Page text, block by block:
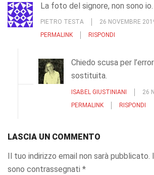
La foto del signore, non sono io.
PIETRO TESTA
26 NOVEMBRE
PERMALINK
RISPONDI
Chiedo scusa per
sostituita.
ISABEL GIUSTINIANI
26
PERMALINK
RISPONDI
LASCIA UN COMMENTO
Il tuo indirizzo email non sarà pubblicato.
sono contrassegnati *